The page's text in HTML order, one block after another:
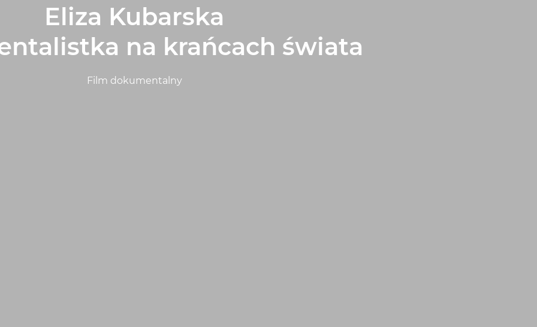
Eliza Kubarska
na krańcach świata
Film dokumentalny